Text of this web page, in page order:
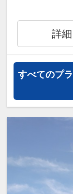
・大阪城
設定期間
インターネ
な朝食を
新型コロ
供させて
いいたしま
がございま
【当館の
■チェック
ェックア
■ロビーに
意（14：
■館内設備
詳細
すべてのプ